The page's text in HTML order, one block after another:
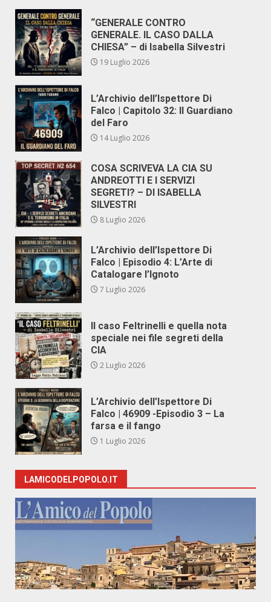
“GENERALE CONTRO
GENERALE. IL CASO DALLA
CHIESA” – di Isabella Silvestri
19 Luglio 2026
L’Archivio dell’Ispettore Di
Falco | Capitolo 32: Il Guardiano
del Faro
14 Luglio 2026
COSA SCRIVEVA LA CIA SU
ANDREOTTI E I SERVIZI
SEGRETI? – DI ISABELLA
SILVESTRI
8 Luglio 2026
L’Archivio dell’Ispettore Di
Falco | Episodio 4: L’Arte di
Catalogare l’Ignoto
7 Luglio 2026
Il caso Feltrinelli e quella nota
speciale nei file segreti della
CIA
2 Luglio 2026
L’Archivio dell’Ispettore Di
Falco | 46909 -Episodio 3 – La
farsa e il fango
1 Luglio 2026
LAMICODELPOPOLO.IT